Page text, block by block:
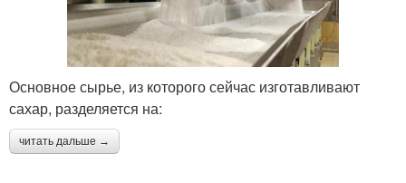
Основное сырье, из которого сейчас изготавливают
сахар, разделяется на:
читать дальше →